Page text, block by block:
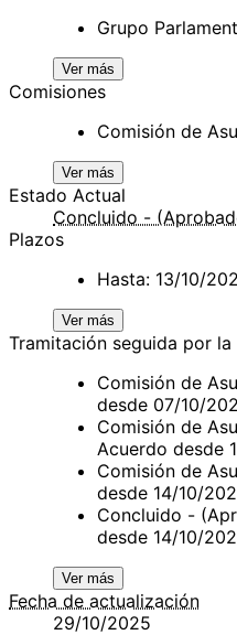
Grupo
Ver más
Comisiones
Comisión de
Ver más
Estado Actual
Concluido -
Plazos
Hasta: 13/10/
Ver más
Tramitación seguida por
Comisión de
desde 07/10/
Comisión de
Acuerdo desde
Comisión de
desde 14/10/
Concluido -
desde 14/10/
Ver más
Fecha de actualización
29/10/2025